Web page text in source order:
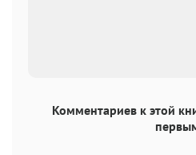
Комментариев к этой